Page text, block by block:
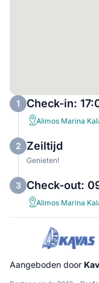
1 Check-in:
Alimos Marina
2 Zeiltijd
Genieten!
3 Check-out:
Alimos Marina
Aangeboden door